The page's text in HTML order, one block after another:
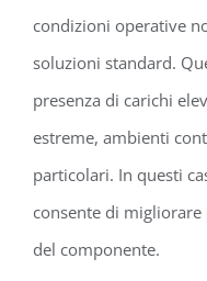
condizioni operative
soluzioni standard.
presenza di carichi
estreme, ambienti
particolari. In questi
consente di
del componente.